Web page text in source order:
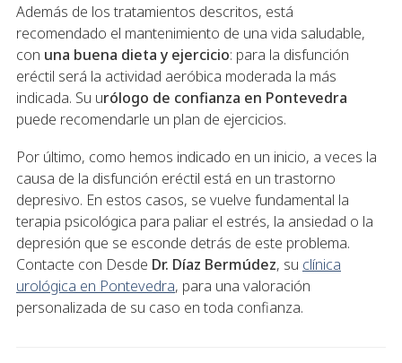
Además de los tratamientos descritos, está
recomendado el mantenimiento de una vida saludable,
con una buena dieta y ejercicio: para la disfunción
eréctil será la actividad aeróbica moderada la más
indicada. Su urólogo de confianza en Pontevedra
puede recomendarle un plan de ejercicios.
Por último, como hemos indicado en un inicio, a veces la
causa de la disfunción eréctil está en un trastorno
depresivo. En estos casos, se vuelve fundamental la
terapia psicológica para paliar el estrés, la ansiedad o la
depresión que se esconde detrás de este problema.
Contacte con Desde Dr. Díaz Bermúdez, su clínica
urológica en Pontevedra, para una valoración
personalizada de su caso en toda confianza.